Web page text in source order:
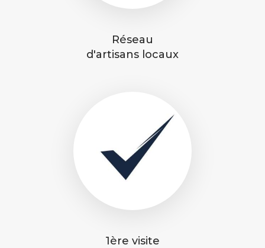
Réseau
d'artisans locaux
1ère visite